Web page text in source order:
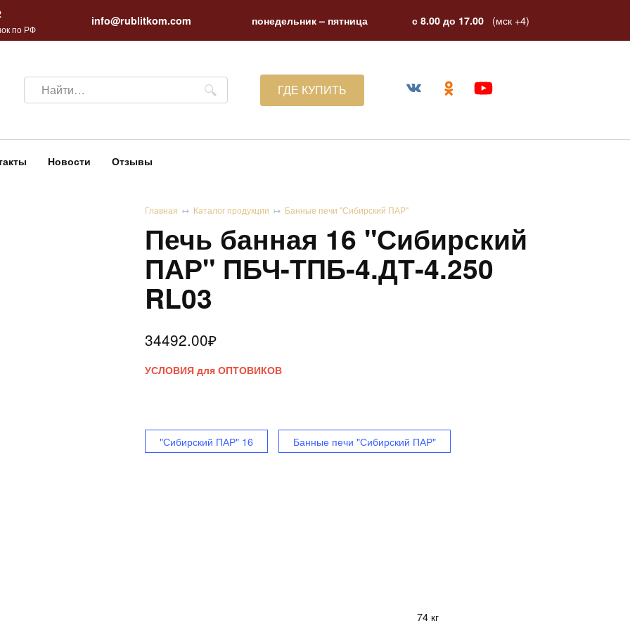
по РФ
info@rublitkom.com понедельник – пятница с 8.00 до 17.00 (мск +4)
Search
for:
ГДЕ КУПИТЬ
Новости Отзывы
Главная Каталог продукции Банные печи "Сибирский ПАР"
Печь банная 16 "Сибирский
ПАР" ПБЧ-ТПБ-4.ДТ-4.250
RL03
34492.00₽
УСЛОВИЯ для ОПТОВИКОВ
"Сибирский ПАР" 16 Банные печи "Сибирский ПАР"
74 кг